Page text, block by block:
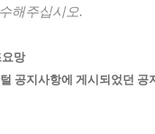
해주십시오.
망
공지사항에 게시되었던 공